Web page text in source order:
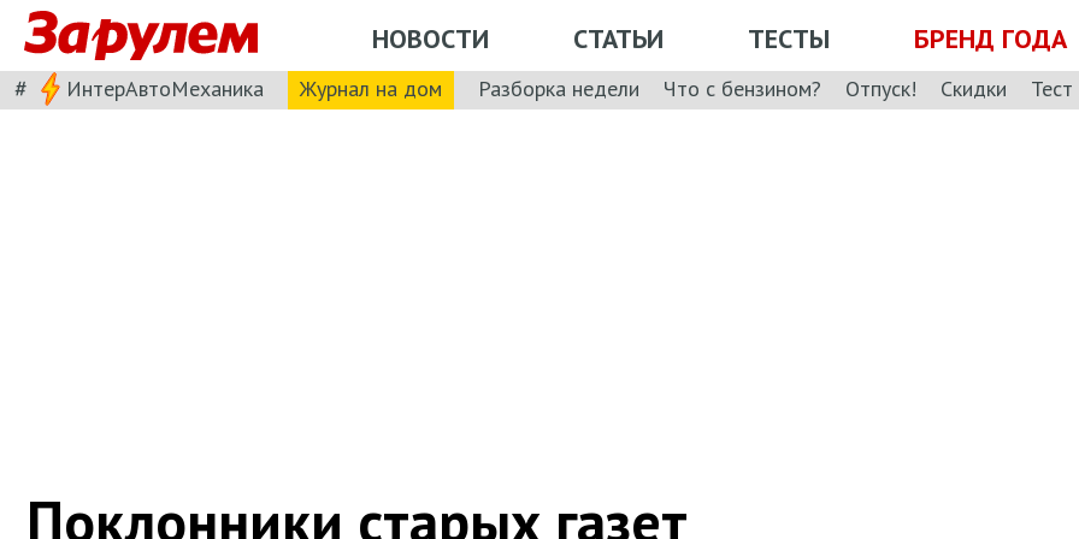
НОВОСТИ СТАТЬИ ТЕСТЫ БРЕНД ГОДА
# ИнтерАвтоМеханика Журнал на дом Разборка недели Что с бензином? Отпуск! Скидки
Поклонники старых газет